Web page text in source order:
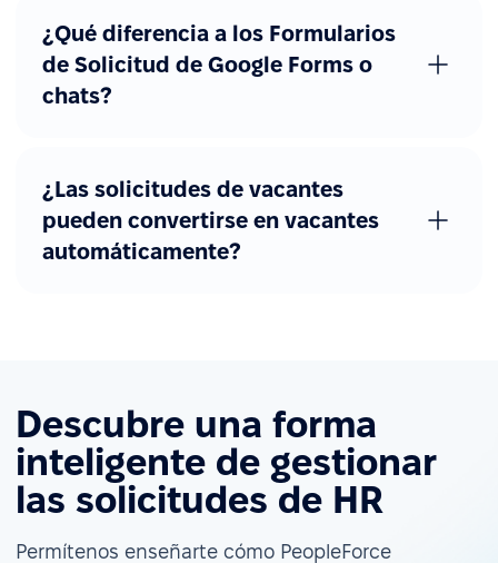
¿Qué diferencia a los Formularios
de Solicitud de Google Forms o
chats?
¿Las solicitudes de vacantes
pueden convertirse en vacantes
automáticamente?
Descubre una forma
inteligente de gestionar
las solicitudes de HR
Permítenos enseñarte cómo PeopleForce